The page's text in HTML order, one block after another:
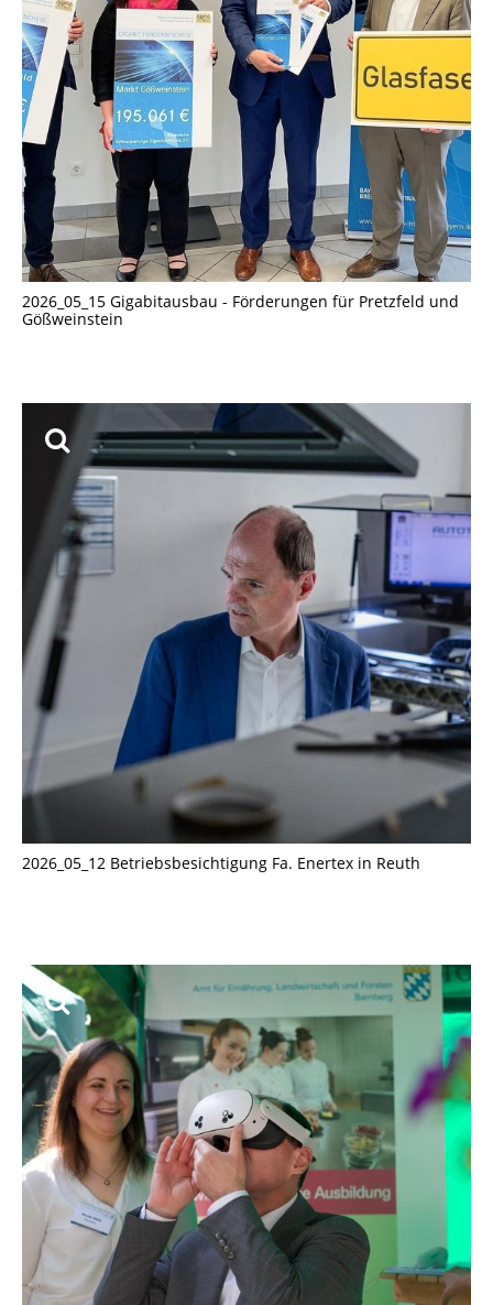
2026_05_15 Gigabitausbau - Förderungen für Pretzfeld und
Gößweinstein
2026_05_12 Betriebsbesichtigung Fa. Enertex in Reuth